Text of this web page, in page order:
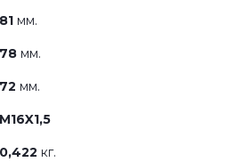
81 мм.
78 мм.
72 мм.
M16X1,5
0,422 кг.